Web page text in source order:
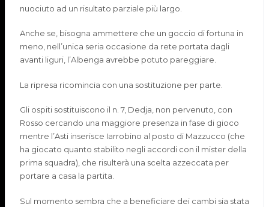
nuociuto ad un risultato parziale più largo.
Anche se, bisogna ammettere che un goccio di fortuna in
meno, nell’unica seria occasione da rete portata dagli
avanti liguri, l’Albenga avrebbe potuto pareggiare.
La ripresa ricomincia con una sostituzione per parte.
Gli ospiti sostituiscono il n. 7, Dedja, non pervenuto, con
Rosso cercando una maggiore presenza in fase di gioco
mentre l’Asti inserisce Iarrobino al posto di Mazzucco (che
ha giocato quanto stabilito negli accordi con il mister della
prima squadra), che risulterà una scelta azzeccata per
portare a casa la partita.
Sul momento sembra che a beneficiare dei cambi sia stata